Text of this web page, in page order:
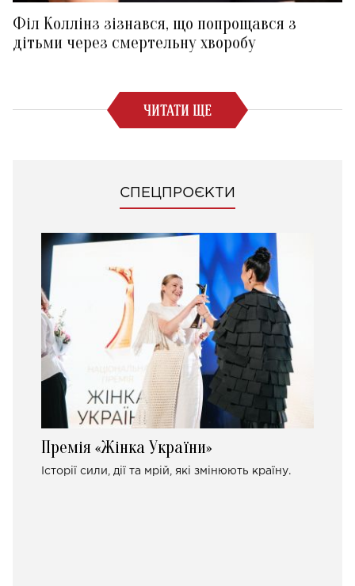
Філ Коллінз зізнався, що попрощався з
дітьми через смертельну хворобу
ЧИТАТИ ЩЕ
СПЕЦПРОЄКТИ
Премія «Жінка України»
Історії сили, дії та мрій, які змінюють країну.